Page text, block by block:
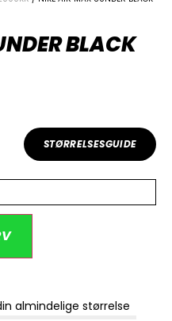
BLACK
STØRRELSESGUIDE
almindelige størrelse